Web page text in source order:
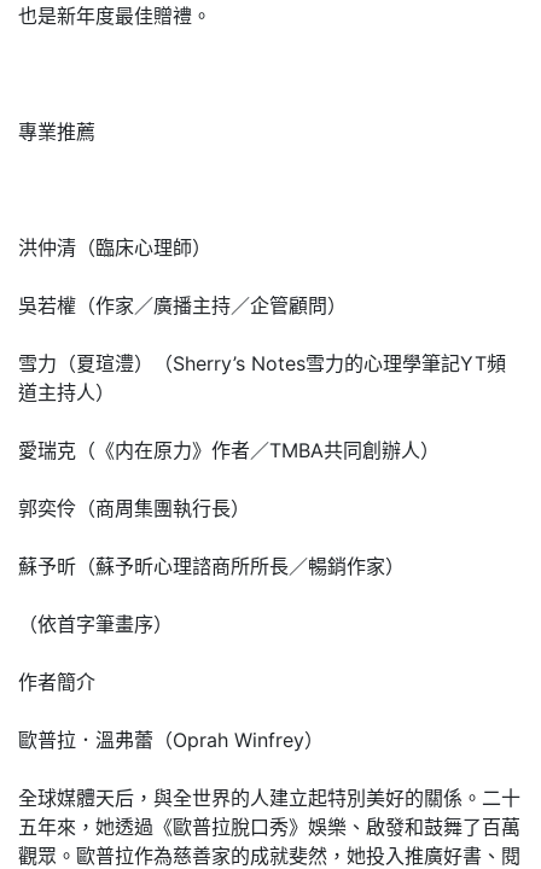
也是新年度最佳贈禮。
專業推薦
洪仲清（臨床心理師）
吳若權（作家／廣播主持／企管顧問）
雪力（夏瑄澧）（Sherry’s Notes雪力的心理學筆記YT頻
道主持人）
愛瑞克（《内在原力》作者／TMBA共同創辦人）
郭奕伶（商周集團執行長）
蘇予昕（蘇予昕心理諮商所所長／暢銷作家）
（依首字筆畫序）
作者簡介
歐普拉．溫弗蕾（Oprah Winfrey）
全球媒體天后，與全世界的人建立起特別美好的關係。二十
五年來，她透過《歐普拉脫口秀》娛樂、啟發和鼓舞了百萬
觀眾。歐普拉作為慈善家的成就斐然，她投入推廣好書、閱